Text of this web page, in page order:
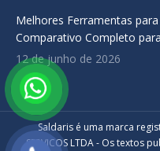
Melhores Ferramentas
Comparativo Completo
12 de junho de 2026
Saldaris é uma marca
SERVICOS LTDA - Os textos